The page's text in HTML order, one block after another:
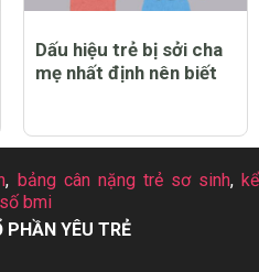
Dấu hiệu trẻ bị sởi cha
mẹ nhất định nên biết
, bảng cân nặng trẻ sơ sinh,kể
bmi
PHẦN YÊU TRẺ